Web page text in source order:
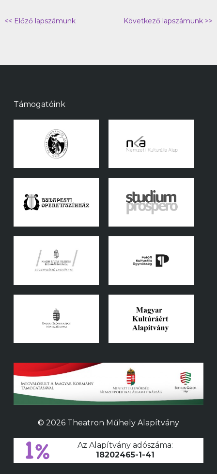
<< Előző lapszámunk Következő lapszámunk >>
Támogatóink
© 2026 Theatron Műhely Alapítvány
Az Alapítvány adószáma:
18202465-1-41